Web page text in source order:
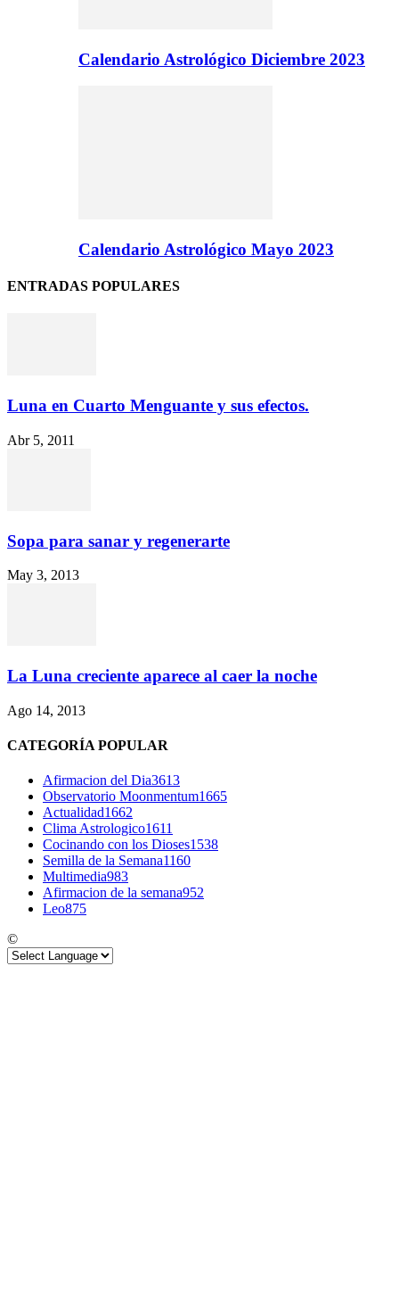
Calendario Astrológico Diciembre 2023
Calendario Astrológico Mayo 2023
ENTRADAS POPULARES
Luna en Cuarto Menguante y sus efectos.
Abr 5, 2011
Sopa para sanar y regenerarte
May 3, 2013
La Luna creciente aparece al caer la noche
Ago 14, 2013
CATEGORÍA POPULAR
Afirmacion del Dia3613
Observatorio Moonmentum1665
Actualidad1662
Clima Astrologico1611
Cocinando con los Dioses1538
Semilla de la Semana1160
Multimedia983
Afirmacion de la semana952
Leo875
©